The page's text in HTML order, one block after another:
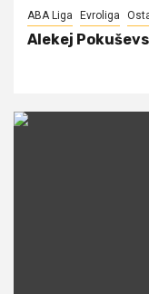
ABA Liga Evroliga
Alekej